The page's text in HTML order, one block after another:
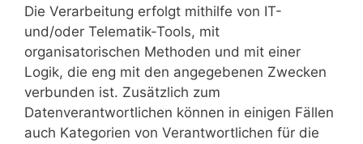
Die Verarbeitung erfolgt mithilfe von IT-
und/oder Telematik-Tools, mit
organisatorischen Methoden und mit einer
Logik, die eng mit den angegebenen Zwecken
verbunden ist. Zusätzlich zum
Datenverantwortlichen können in einigen Fällen
auch Kategorien von Verantwortlichen für die